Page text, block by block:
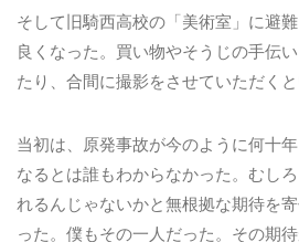
そして旧騎西高校の「美術室」に避
良くなった。買い物やそうじの手伝
たり、合間に撮影をさせていただくと
当初は、原発事故が今のように何十
なるとは誰もわからなかった。むし
れるんじゃないかと無根拠な期待を
った。僕もその一人だった。その期